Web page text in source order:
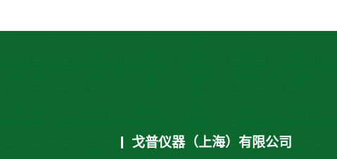
戈普仪器（上海）有限公司